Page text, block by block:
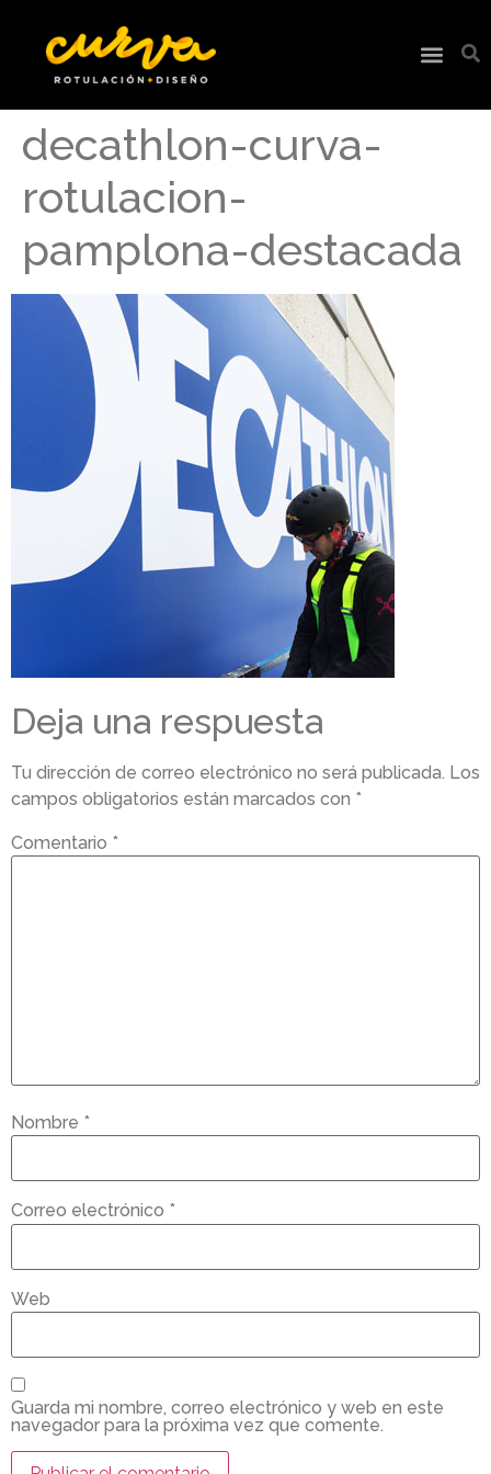
decathlon-curva-
rotulacion-
pamplona-destacada
Deja una respuesta
Tu dirección de correo electrónico no será publicada. Los
campos obligatorios están marcados con *
Comentario *
Nombre *
Correo electrónico *
Web
Guarda mi nombre, correo electrónico y web en este
navegador para la próxima vez que comente.